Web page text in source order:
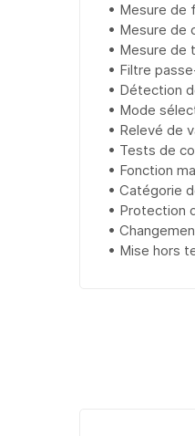
• Mesure de
• Mesure de
• Mesure de
• Filtre
• Détection
• Mode
• Relevé de
• Tests de
• Fonction
• Catégorie
• Protection
•
• Mise hors